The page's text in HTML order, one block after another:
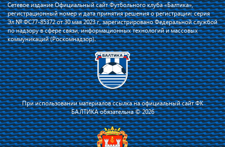
Сетевое издание Официальный сайт Футбольного клуба «Балтика»,
регистрационный номер и дата принятия решения о регистрации: серия
Эл № ФС77-85372 от 30 мая 2023 г, зарегистрировано Федеральной службой
по надзору в сфере связи, информационных технологий и массовых
коммуникаций (Роскомнадзор).
При использовании материалов ссылка на официальный сайт ФК
БАЛТИКА обязательна © 2026